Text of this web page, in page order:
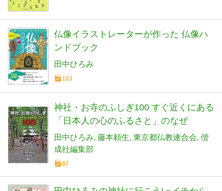
仏像イラストレーターが作った 仏像ハ
ンドブック
田中ひろみ
103
神社・お寺のふしぎ100 すぐ近くにある
「日本人の心のふるさと」のなぜ
田中ひろみ 藤本頼生 東京都仏教連合会 偕
成社編集部
97